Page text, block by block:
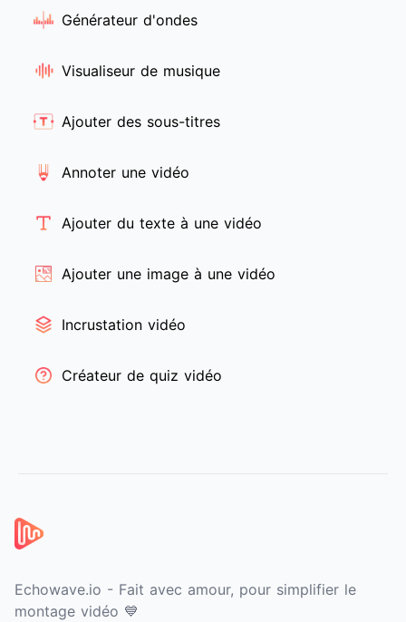
Générateur d'ondes
Visualiseur de musique
Ajouter des sous-titres
Annoter une vidéo
Ajouter du texte à une vidéo
Ajouter une image à une vidéo
Incrustation vidéo
Créateur de quiz vidéo
Echowave.io - Fait avec amour, pour simplifier le
montage vidéo 💙